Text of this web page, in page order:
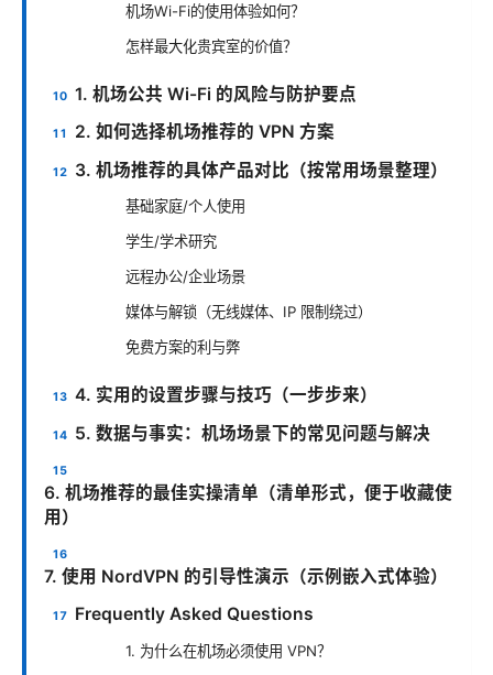
机场Wi-Fi的使用体验如何？
怎样最大化贵宾室的价值？
1. 机场公共 Wi-Fi 的风险与防护要点
2. 如何选择机场推荐的 VPN 方案
3. 机场推荐的具体产品对比（按常用场景整理）
基础家庭/个人使用
学生/学术研究
远程办公/企业场景
媒体与解锁（无线媒体、IP 限制绕过）
免费方案的利与弊
4. 实用的设置步骤与技巧（一步步来）
5. 数据与事实：机场场景下的常见问题与解决
6. 机场推荐的最佳实操清单（清单形式，便于收藏使
用）
7. 使用 NordVPN 的引导性演示（示例嵌入式体验）
Frequently Asked Questions
1. 为什么在机场必须使用 VPN？